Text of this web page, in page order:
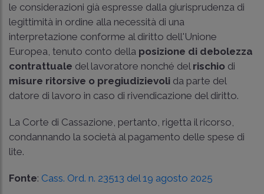
le considerazioni già espresse dalla giurisprudenza di
legittimità in ordine alla necessità di una
interpretazione conforme al diritto dell'Unione
Europea, tenuto conto della posizione di debolezza
contrattuale del lavoratore nonché del rischio di
misure ritorsive o pregiudizievoli da parte del
datore di lavoro in caso di rivendicazione del diritto.
La Corte di Cassazione, pertanto, rigetta il ricorso,
condannando la società al pagamento delle spese di
lite.
Fonte: Cass. Ord. n. 23513 del 19 agosto 2025